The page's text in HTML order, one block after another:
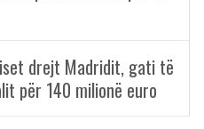
drejt Madridit, gati të
për 140 milionë euro